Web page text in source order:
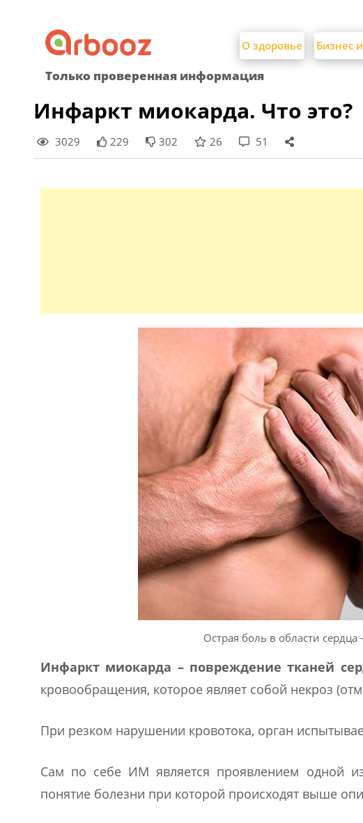
content
О здоровье Бизнес
Только проверенная информация
Инфаркт миокарда. Что это?
3029 229 302 26 51
Острая боль в области
Инфаркт миокарда – повреждение тканей
кровообращения, которое являет собой некроз
При резком нарушении кровотока, орган
Сам по себе ИМ является проявлением одной
понятие болезни при которой происходят выше